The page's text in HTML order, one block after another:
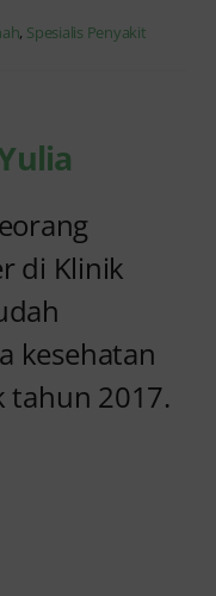
, Spesialis Penyakit
di Klinik
kesehatan
tahun 2017.
Anyang